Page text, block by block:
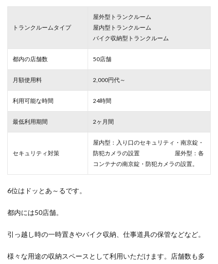
トランクルームタイプ
屋外型トランクルーム
屋内型トランクルーム
バイク収納型トランクルーム
都内の店舗数 50店舗
月額使用料 2,000円代～
利用可能な時間 24時間
最低利用期間 2ヶ月間
セキュリティ対策
屋内型：入り口のセキュリティ・南京錠・
防犯カメラの設置 屋外型：各
コンテナの南京錠・防犯カメラの設置。
6位はドッとあ～るです。
都内には50店舗。
引っ越し時の一時置きやバイク収納、仕事道具の保管などなど。
様々な用途の収納スペースとして利用いただけます。店舗数も多